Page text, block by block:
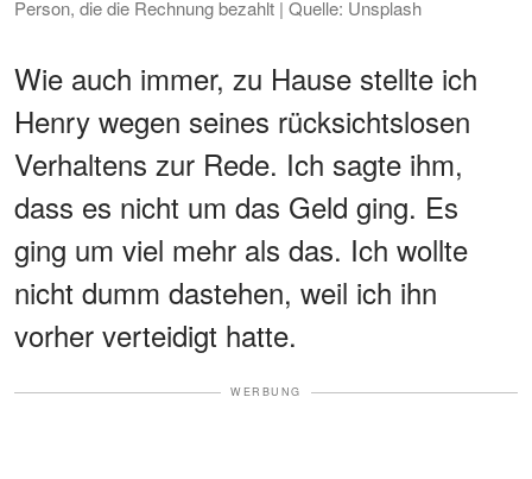
Person, die die Rechnung bezahlt | Quelle: Unsplash
Wie auch immer, zu Hause stellte ich
Henry wegen seines rücksichtslosen
Verhaltens zur Rede. Ich sagte ihm,
dass es nicht um das Geld ging. Es
ging um viel mehr als das. Ich wollte
nicht dumm dastehen, weil ich ihn
vorher verteidigt hatte.
WERBUNG